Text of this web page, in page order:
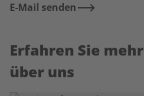
E-Mail senden
Erfahren Sie mehr
über uns